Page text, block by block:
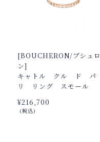
[BOUCHERON/ブシュロ
ン]
キャトル クル ド パ
リ リング スモール
¥‌216,700
(税込)